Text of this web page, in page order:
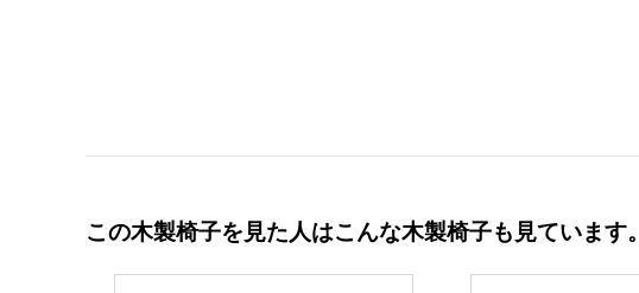
この木製椅子を見た人はこんな木製椅子も見ています。